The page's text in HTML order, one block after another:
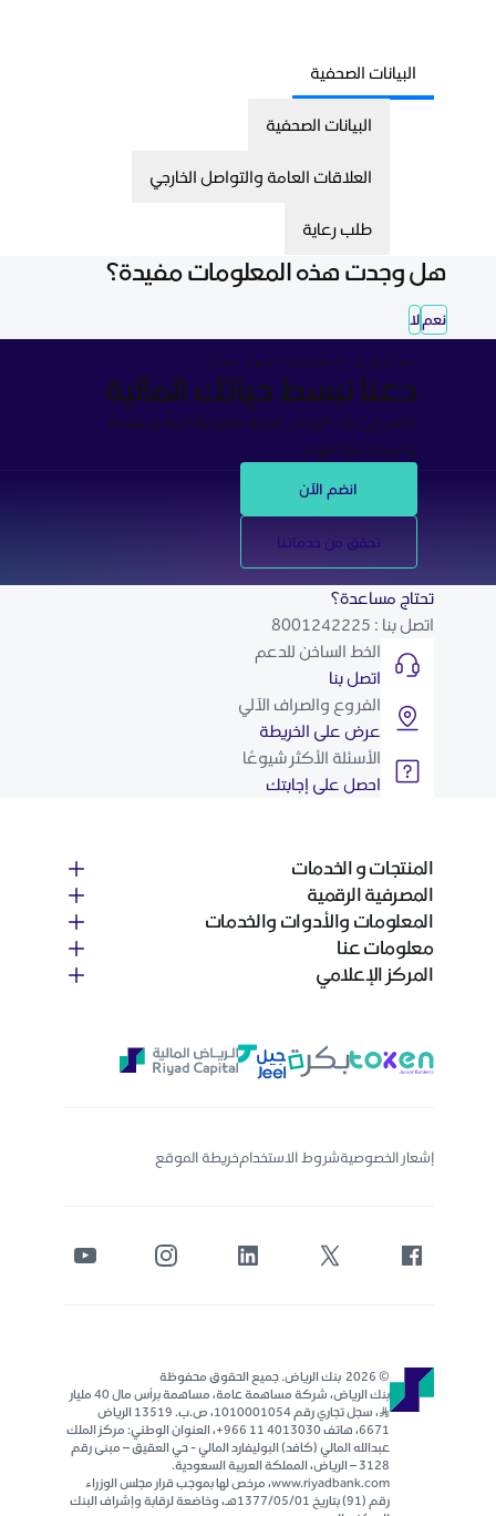
البيانات الصحفية
البيانات الصحفية
العلاقات العامة والتواصل الخارجي
طلب رعاية
هل وجدت هذه المعلومات مفيدة؟
نعملا
معاملاتك المصرفية أسهل معنا
دعنا نبسط حياتك المالية
انضم إلى بنك الرياض لتجربة مصرفية آمنة وسلسة
ومريحة. ابدأ اليوم.
انضم الآن
تحقق من خدماتنا
تحتاج مساعدة؟
اتصل بنا : 8001242225
الخط الساخن للدعم
اتصل بنا
الفروع والصراف الآلي
عرض على الخريطة
الأسئلة الأكثر شيوعًا
احصل على إجابتك
المنتجات و الخدمات
المصرفية الرقمية
المعلومات والأدوات والخدمات
معلومات عنا
المركز الإعلامي
إشعار الخصوصيةشروط الاستخدامخريطة الموقع
بنك الرياض، شركة مساهمة عامة، مساهمة برأس مال 40 مليار
ر..س، سجل تجاري رقم 1010001054، ص.ب. 13519 الرياض
6671، هاتف 4013030 11 966+، العنوان الوطني: مركز الملك
عبدالله المالي (كافد) البوليفارد المالي - حي العقيق – مبنى رقم
٣١٢٨ – الرياض، المملكة العربية السعودية.
www.riyadbank.com، مرخص لها بموجب قرار مجلس الوزراء
رقم (91) بتاريخ 1377/05/01هـ، وخاضعة لرقابة وإشراف البنك